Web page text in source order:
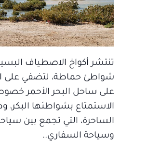
تنتشر أكواخ الاصطياف
شواطئ حماطة، لتضفي على
على ساحل البحر الأحمر
الاستمتاع بشواطئها البكر،
الساحرة، التي تجمع بين
وسياحة السفاري..